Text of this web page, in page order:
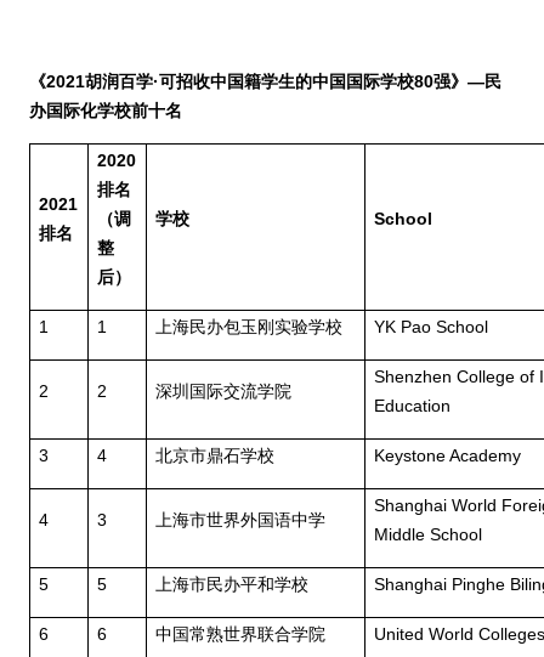
《2021胡润百学·可招收中国籍学生的中国国际学校80强》—民
办国际化学校前十名
2021
排名
2020
排名
（调
整
后）
学校 School
1 1 上海民办包玉刚实验学校 YK Pao School
2 2 深圳国际交流学院
Shenzhen College of
Education
3 4 北京市鼎石学校 Keystone Academy
4 3 上海市世界外国语中学
Shanghai World
Middle School
5 5 上海市民办平和学校 Shanghai Pinghe
6 6 中国常熟世界联合学院 United World